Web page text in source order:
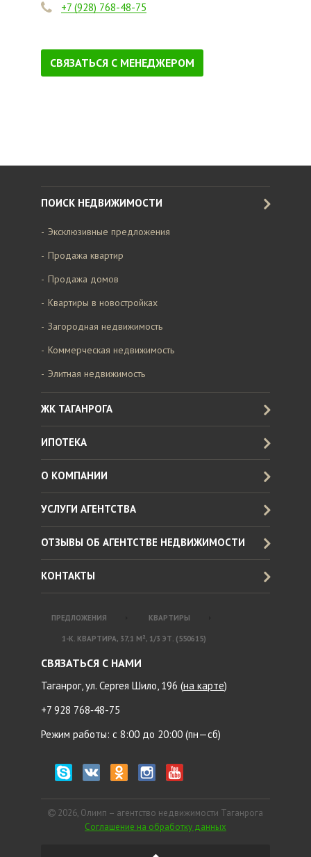
+7 (928) 768-48-75
СВЯЗАТЬСЯ С МЕНЕДЖЕРОМ
ПОИСК НЕДВИЖИМОСТИ
Эксклюзивные предложения
Продажа квартир
Продажа домов
Квартиры в новостройках
Загородная недвижимость
Коммерческая недвижимость
Элитная недвижимость
ЖК ТАГАНРОГА
ИПОТЕКА
О КОМПАНИИ
УСЛУГИ АГЕНТСТВА
ОТЗЫВЫ ОБ АГЕНТСТВЕ НЕДВИЖИМОСТИ
КОНТАКТЫ
ПРЕДЛОЖЕНИЯ КВАРТИРЫ
1-К. КВАРТИРА, 37,1 М², 1/3 ЭТ. (550615)
СВЯЗАТЬСЯ С НАМИ
Таганрог, ул. Сергея Шило, 196 (на карте)
+7 928 768‑48-75
Режим работы: с 8:00 до 20:00 (пн—сб)
2026, Олимп – агентство недвижимости Таганрога
Соглашение на обработку данных